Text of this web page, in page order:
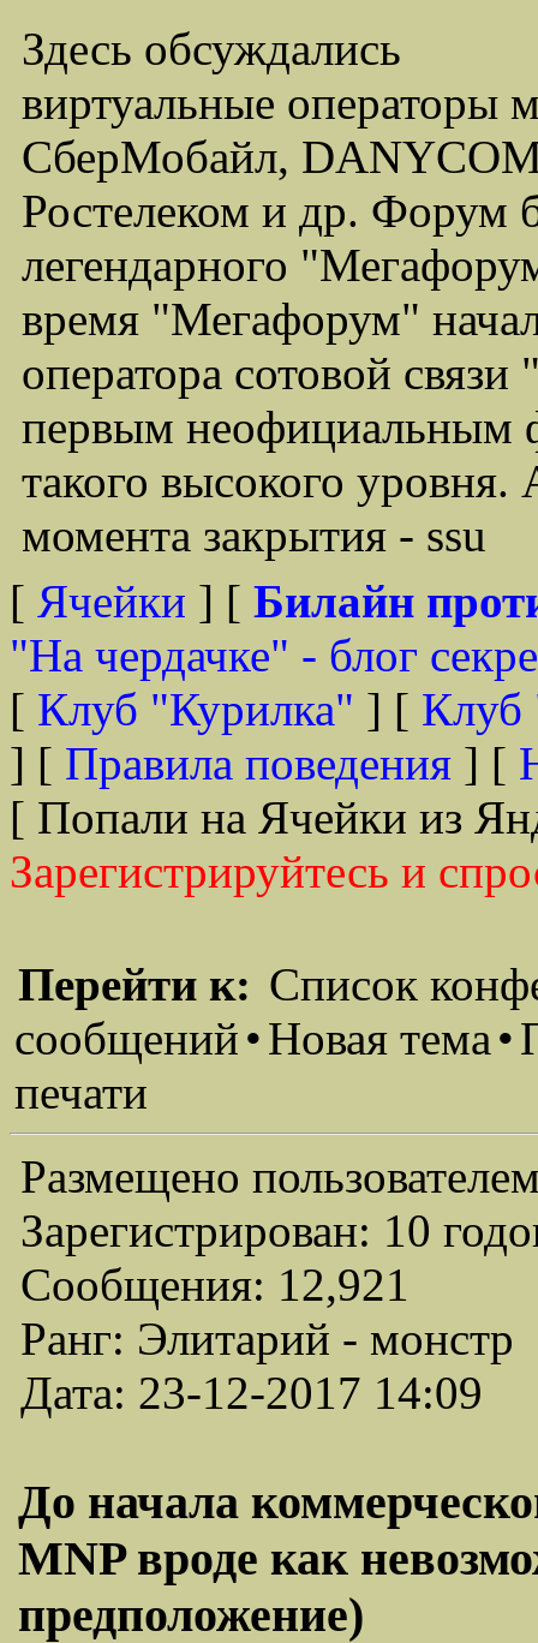
Здесь обсуждались
виртуальные операторы
СберМобайл,
Ростелеком и др. Форум
легендарного
время "Мегафорум"
оператора сотовой
первым неофициальным
такого высокого
момента закрытия - ssu
[ Ячейки ] [ Билайн
"На чердачке" - блог
[ Клуб "Курилка" ] [ Клуб
] [ Правила поведения ] [
[ Попали на Ячейки из
Зарегистрируйтесь и
Перейти к: Список
сообщений•Новая тема•
печати
Размещено
Зарегистрирован: 10
Сообщения: 12,921
Ранг: Элитарий - монстр
Дата: 23-12-2017 14:09
До начала
МNP вроде как
предположение)